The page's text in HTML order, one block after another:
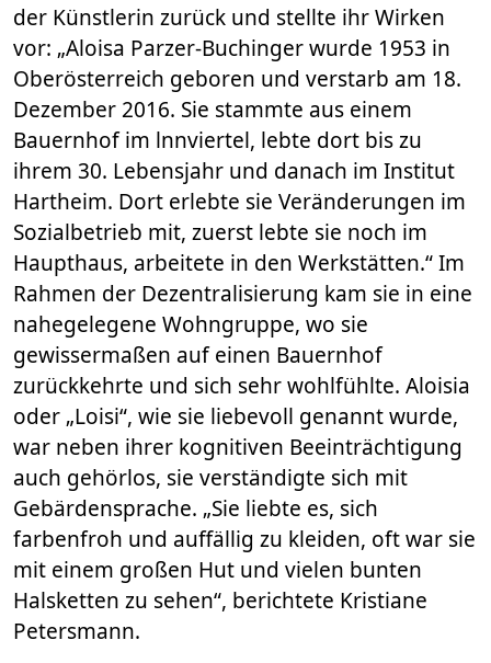
der Künstlerin zurück und stellte ihr Wirken
vor: „Aloisa Parzer-Buchinger wurde 1953 in
Oberösterreich geboren und verstarb am 18.
Dezember 2016. Sie stammte aus einem
Bauernhof im lnnviertel, lebte dort bis zu
ihrem 30. Lebensjahr und danach im Institut
Hartheim. Dort erlebte sie Veränderungen im
Sozialbetrieb mit, zuerst lebte sie noch im
Haupthaus, arbeitete in den Werkstätten.“ Im
Rahmen der Dezentralisierung kam sie in eine
nahegelegene Wohngruppe, wo sie
gewissermaßen auf einen Bauernhof
zurückkehrte und sich sehr wohlfühlte. Aloisia
oder „Loisi“, wie sie liebevoll genannt wurde,
war neben ihrer kognitiven Beeinträchtigung
auch gehörlos, sie verständigte sich mit
Gebärdensprache. „Sie liebte es, sich
farbenfroh und auffällig zu kleiden, oft war sie
mit einem großen Hut und vielen bunten
Halsketten zu sehen“, berichtete Kristiane
Petersmann.